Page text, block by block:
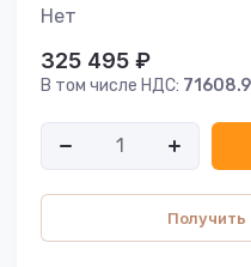
Нет
325 495 ₽
В том числе НДС: 71608.9